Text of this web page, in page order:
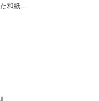
和紙...